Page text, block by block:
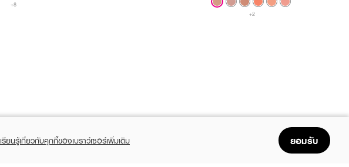
+8
+2
เรียนรู้เกี่ยวกับคุกกี้ของเบราว์เซอร์เพิ่มเติม ยอมรับ